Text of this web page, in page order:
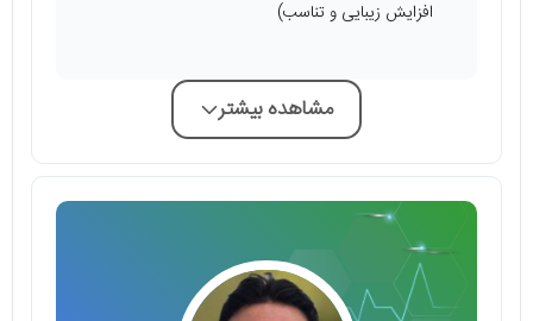
افزایش زیبایی و تناسب)
مشاهده بیشتر